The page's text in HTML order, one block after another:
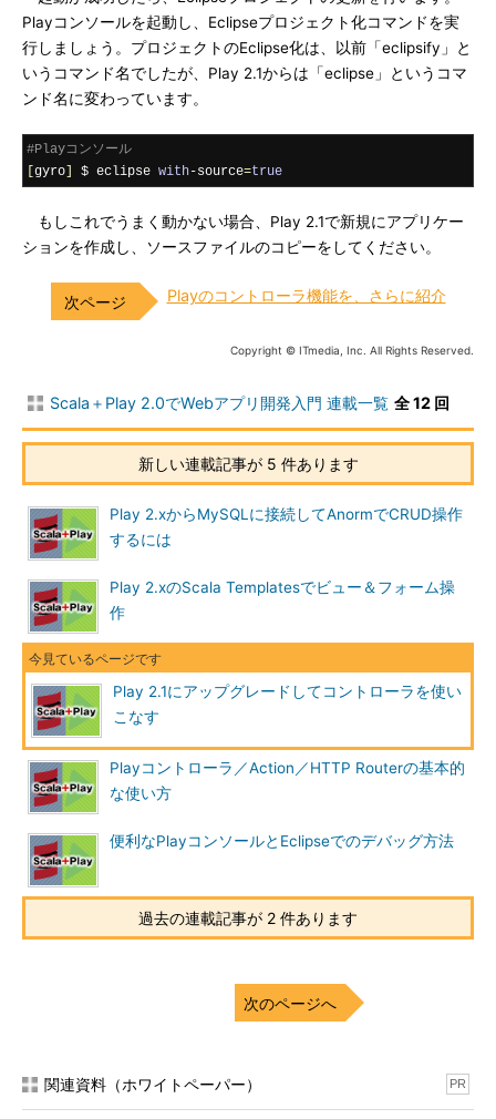
Playコンソールを起動し、Eclipseプロジェクト化コマンドを実
行しましょう。プロジェクトのEclipse化は、以前「eclipsify」と
いうコマンド名でしたが、Play 2.1からは「eclipse」というコマ
ンド名に変わっています。
#Playコンソール
gyro $ eclipse with-source=true
もしこれでうまく動かない場合、Play 2.1で新規にアプリケー
ションを作成し、ソースファイルのコピーをしてください。
Playのコントローラ機能を、さらに紹介
Copyright © ITmedia, Inc. All Rights Reserved.
Scala＋Play 2.0でWebアプリ開発入門 連載一覧 全 12 回
新しい連載記事が 5 件あります
Play 2.xからMySQLに接続してAnormでCRUD操作
するには
Play 2.xのScala Templatesでビュー＆フォーム操
作
Play 2.1にアップグレードしてコントローラを使い
こなす
Playコントローラ／Action／HTTP Routerの基本的
な使い方
便利なPlayコンソールとEclipseでのデバッグ方法
過去の連載記事が 2 件あります
次のページへ
関連資料（ホワイトペーパー） PR